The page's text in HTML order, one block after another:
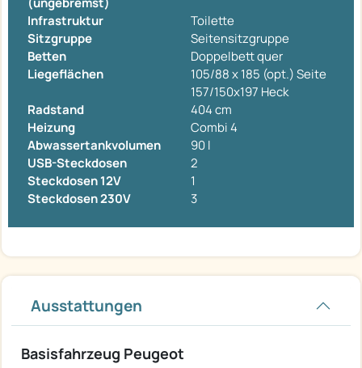
Infrastruktur
Toilette
Sitzgruppe
Seitensitzgruppe
Betten
Doppelbett quer
Liegeflächen
105/88 x 185 (opt.) Seite
157/150x197 Heck
Radstand
404 cm
Heizung
Combi 4
Abwassertankvolumen
90 l
USB-Steckdosen
2
Steckdosen 12V
1
Steckdosen 230V
3
Ausstattungen
Basisfahrzeug Peugeot